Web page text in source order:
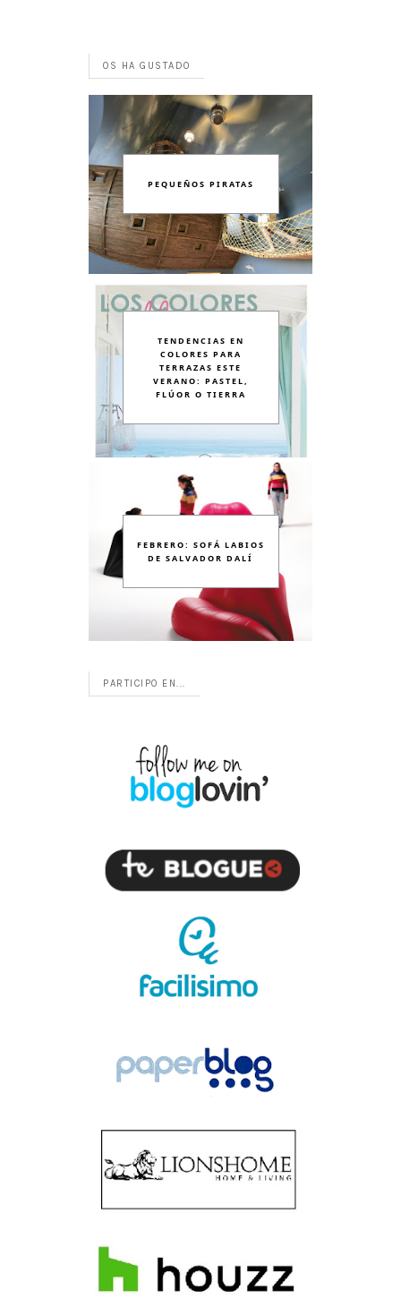
OS HA GUSTADO
PEQUEÑOS PIRATAS
TENDENCIAS EN
COLORES PARA
TERRAZAS ESTE
VERANO: PASTEL,
FLÚOR O TIERRA
FEBRERO: SOFÁ LABIOS
DE SALVADOR DALÍ
PARTICIPO EN...